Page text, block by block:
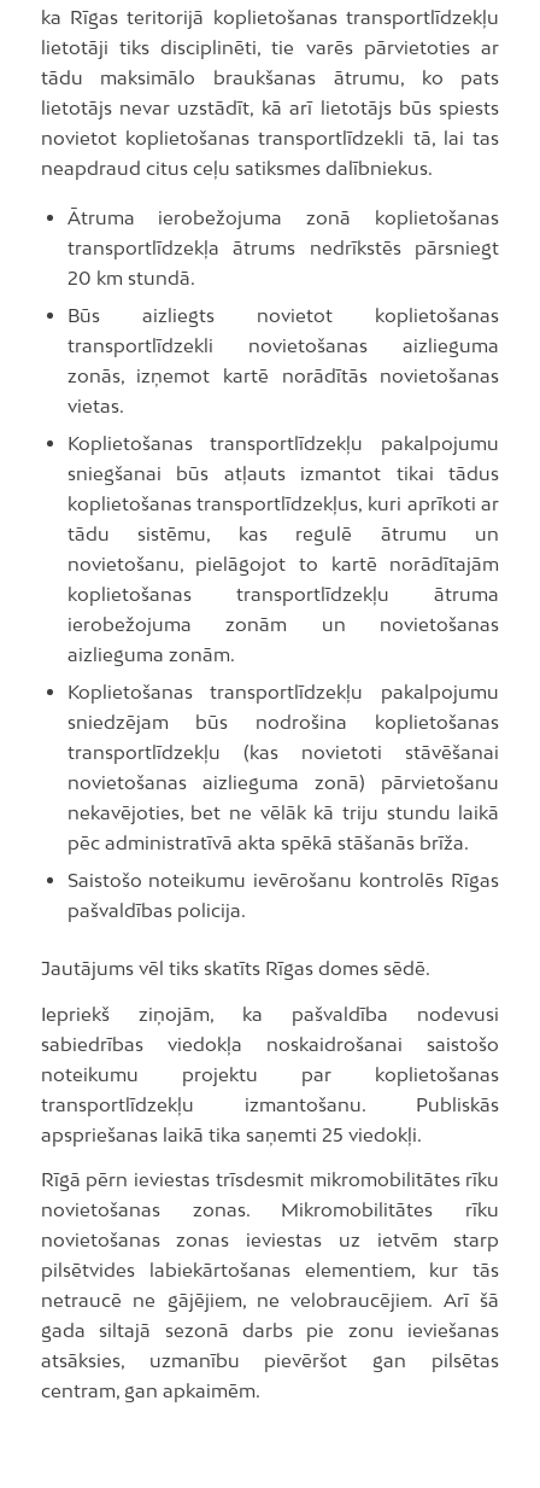
ka Rīgas teritorijā koplietošanas transportlīdzekļu
lietotāji tiks disciplinēti, tie varēs pārvietoties ar
tādu maksimālo braukšanas ātrumu, ko pats
lietotājs nevar uzstādīt, kā arī lietotājs būs spiests
novietot koplietošanas transportlīdzekli tā, lai tas
neapdraud citus ceļu satiksmes dalībniekus.
Ātruma ierobežojuma zonā koplietošanas
transportlīdzekļa ātrums nedrīkstēs pārsniegt
20 km stundā.
Būs aizliegts novietot koplietošanas
transportlīdzekli novietošanas aizlieguma
zonās, izņemot kartē norādītās novietošanas
vietas.
Koplietošanas transportlīdzekļu pakalpojumu
sniegšanai būs atļauts izmantot tikai tādus
koplietošanas transportlīdzekļus, kuri aprīkoti ar
tādu sistēmu, kas regulē ātrumu un
novietošanu, pielāgojot to kartē norādītajām
koplietošanas transportlīdzekļu ātruma
ierobežojuma zonām un novietošanas
aizlieguma zonām.
Koplietošanas transportlīdzekļu pakalpojumu
sniedzējam būs nodrošina koplietošanas
transportlīdzekļu (kas novietoti stāvēšanai
novietošanas aizlieguma zonā) pārvietošanu
nekavējoties, bet ne vēlāk kā triju stundu laikā
pēc administratīvā akta spēkā stāšanās brīža.
Saistošo noteikumu ievērošanu kontrolēs Rīgas
pašvaldības policija.
Jautājums vēl tiks skatīts Rīgas domes sēdē.
Iepriekš ziņojām, ka pašvaldība nodevusi
sabiedrības viedokļa noskaidrošanai saistošo
noteikumu projektu par koplietošanas
transportlīdzekļu izmantošanu. Publiskās
apspriešanas laikā tika saņemti 25 viedokļi.
Rīgā pērn ieviestas trīsdesmit mikromobilitātes rīku
novietošanas zonas. Mikromobilitātes rīku
novietošanas zonas ieviestas uz ietvēm starp
pilsētvides labiekārtošanas elementiem, kur tās
netraucē ne gājējiem, ne velobraucējiem. Arī šā
gada siltajā sezonā darbs pie zonu ieviešanas
atsāksies, uzmanību pievēršot gan pilsētas
centram, gan apkaimēm.